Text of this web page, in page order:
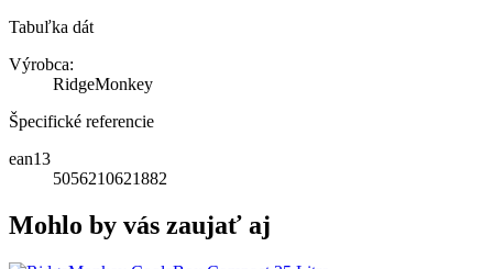
Tabuľka dát
Výrobca:
RidgeMonkey
Špecifické referencie
ean13
5056210621882
Mohlo by vás zaujať aj